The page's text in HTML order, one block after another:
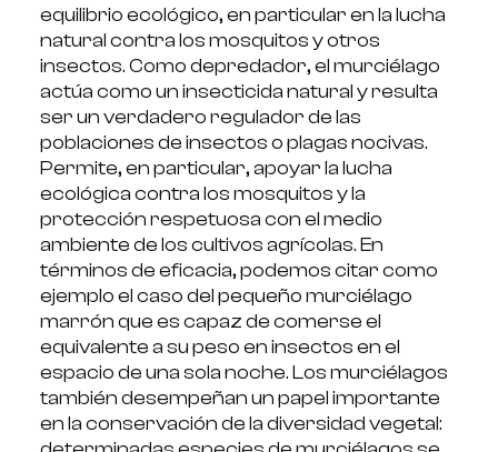
equilibrio ecológico, en particular en la lucha
natural contra los mosquitos y otros
insectos. Como depredador, el murciélago
actúa como un insecticida natural y resulta
ser un verdadero regulador de las
poblaciones de insectos o plagas nocivas.
Permite, en particular, apoyar la lucha
ecológica contra los mosquitos y la
protección respetuosa con el medio
ambiente de los cultivos agrícolas. En
términos de eficacia, podemos citar como
ejemplo el caso del pequeño murciélago
marrón que es capaz de comerse el
equivalente a su peso en insectos en el
espacio de una sola noche. Los murciélagos
también desempeñan un papel importante
en la conservación de la diversidad vegetal: